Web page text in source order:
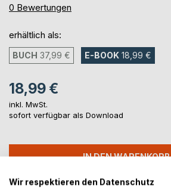
0%
0 Bewertungen
erhältlich als:
BUCH 37,99 € E-BOOK 18,99 €
18,99 €
inkl. MwSt.
sofort verfügbar als Download
IN DEN WARENKORB
Wir respektieren den Datenschutz